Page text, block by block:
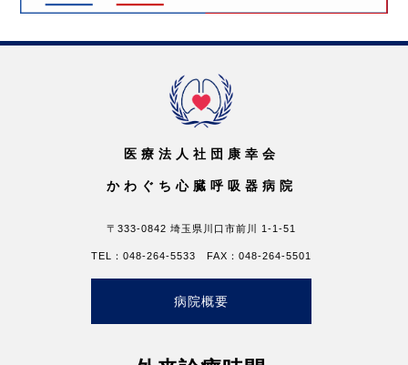
医療法人社団康幸会
かわぐち心臓呼吸器病院
〒333-0842 埼玉県川口市前川 1-1-51
TEL：048-264-5533 FAX：048-264-5501
病院概要